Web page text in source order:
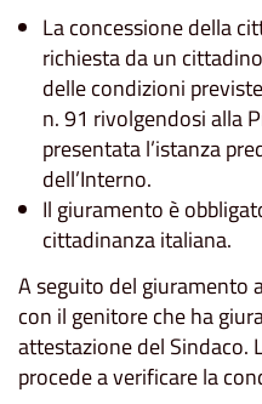
La concessione della
richiesta da un
delle condizioni
n. 91 rivolgendosi alla
presentata l’istanza
dell’Interno.
Il giuramento è
cittadinanza italiana.
A seguito del giuramento
con il genitore che ha
attestazione del Sindaco.
procede a verificare la